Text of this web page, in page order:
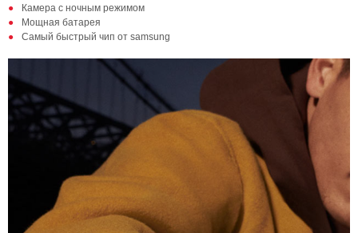
Камера с ночным режимом
Мощная батарея
Самый быстрый чип от samsung